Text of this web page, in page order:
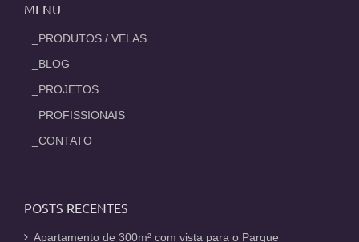
MENU
_PRODUTOS / VELAS
_BLOG
_PROJETOS
_PROFISSIONAIS
_CONTATO
POSTS RECENTES
Apartamento de 300m² com vista para o Parque